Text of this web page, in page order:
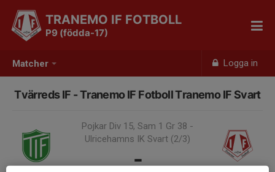
Matcher Logga in
TRANEMO IF FOTBOLL
P9 (födda-17)
Tvärreds IF - Tranemo IF Fotboll Tranemo IF Svart
Pojkar Div 15, Sam 1 Gr 38 -
Ulricehamns IK Svart (2/3)
-